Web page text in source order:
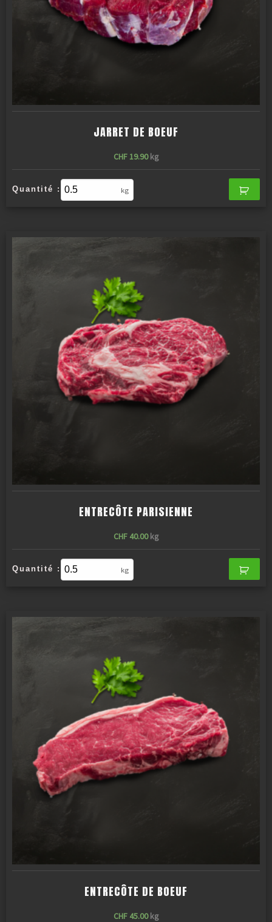
JARRET DE BOEUF
CHF19.90 kg
Quantité : kg
ENTRECÔTE PARISIENNE
CHF40.00 kg
Quantité : kg
ENTRECÔTE DE BOEUF
CHF45.00 kg